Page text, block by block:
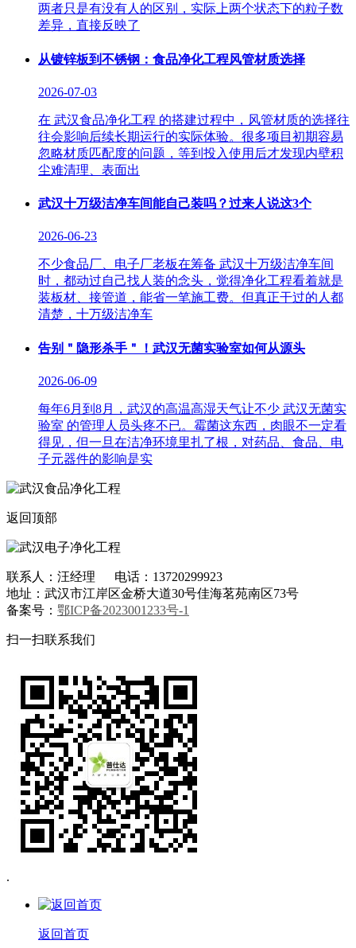
两者只是有没有人的区别，实际上两个状态下的粒子数
差异，直接反映了
从镀锌板到不锈钢：食品净化工程风管材质选择
2026-07-03
在 武汉食品净化工程 的搭建过程中，风管材质的选择往
往会影响后续长期运行的实际体验。很多项目初期容易
忽略材质匹配度的问题，等到投入使用后才发现内壁积
尘难清理、表面出
武汉十万级洁净车间能自己装吗？过来人说这3个
2026-06-23
不少食品厂、电子厂老板在筹备 武汉十万级洁净车间
时，都动过自己找人装的念头，觉得净化工程看着就是
装板材、接管道，能省一笔施工费。但真正干过的人都
清楚，十万级洁净车
告别＂隐形杀手＂！武汉无菌实验室如何从源头
2026-06-09
每年6月到8月，武汉的高温高湿天气让不少 武汉无菌实
验室 的管理人员头疼不已。霉菌这东西，肉眼不一定看
得见，但一旦在洁净环境里扎了根，对药品、食品、电
子元器件的影响是实
返回顶部
联系人：汪经理 电话：13720299923
地址：武汉市江岸区金桥大道30号佳海茗苑南区73号
备案号： 鄂ICP备2023001233号-1
扫一扫联系我们
.
返回首页